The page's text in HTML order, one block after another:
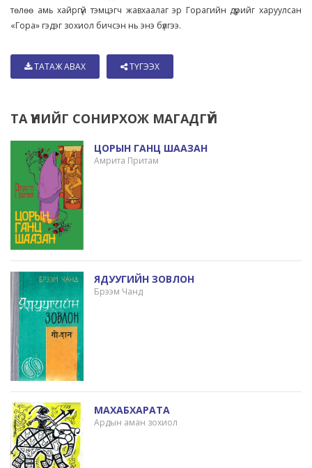
төлөө амь хайргүй тэмцэгч жавхаалаг эр Горагийн дүрийг харуулсан
«Гора» гэдэг зохиол бичсэн нь энэ бүлгээ.
ТАТАЖ АВАХ ТҮГЭЭХ
ТА ҮҮНИЙГ СОНИРХОЖ МАГАДГҮЙ
ЦОРЫН ГАНЦ ШААЗАН
Амрита Притам
ЯДУУГИЙН ЗОВЛОН
Брээм Чанд
МАХАБХАРАТА
Ардын аман зохиол